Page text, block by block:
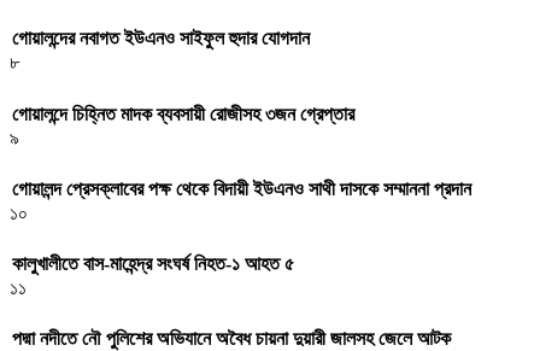
গোয়ালন্দের নবাগত ইউএনও সাইফুল হুদার যোগদান
৮
গোয়ালন্দে চিহ্নিত মাদক ব্যবসায়ী রোজীসহ ৩জন গ্রেপ্তার
৯
গোয়ালন্দ প্রেসক্লাবের পক্ষ থেকে বিদায়ী ইউএনও সাথী দাসকে সম্মাননা প্রদান
১০
কালুখালীতে বাস-মাহেন্দ্র সংঘর্ষ নিহত-১ আহত ৫
১১
পদ্মা নদীতে নৌ পুলিশের অভিযানে অবৈধ চায়না দুয়ারী জালসহ জেলে আটক